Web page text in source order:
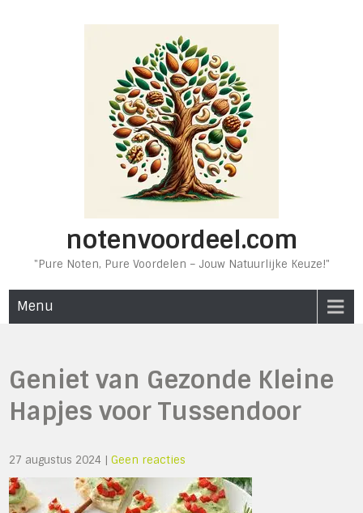
notenvoordeel.com
"Pure Noten, Pure Voordelen – Jouw Natuurlijke Keuze!"
Menu
Geniet van Gezonde Kleine
Hapjes voor Tussendoor
27 augustus 2024 |Geen reacties